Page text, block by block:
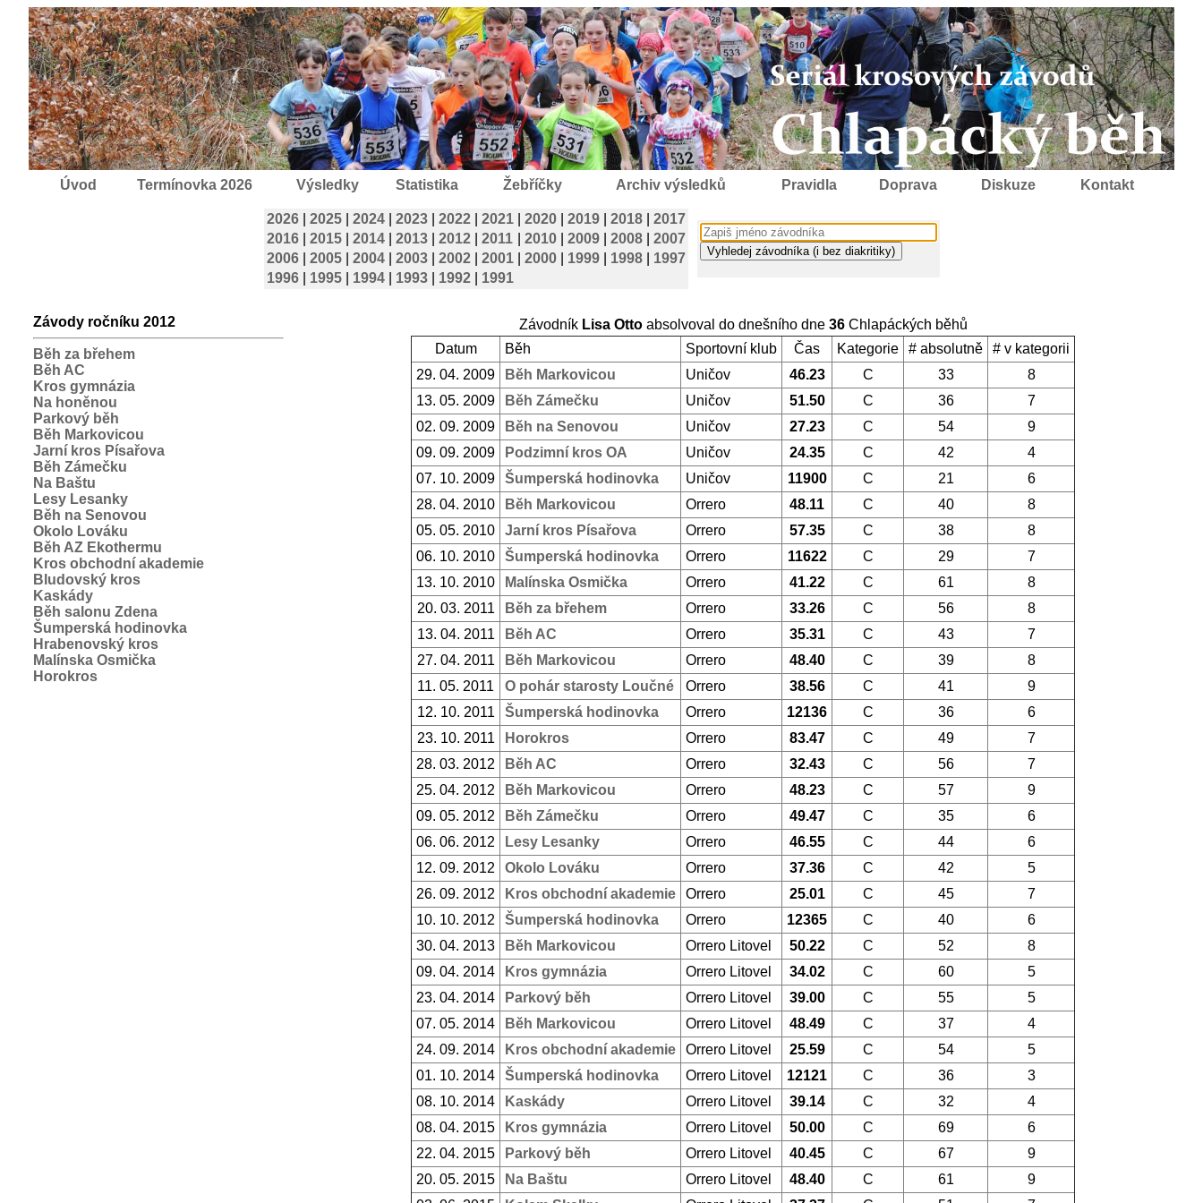
Úvod Termínovka 2026 Výsledky Statistika Žebříčky Archiv výsledků Pravidla Doprava Diskuze Kontakt
2026 2025 2024 2023 2022 2021 2020 2019 2018
2017
2016
2015 2014 2013 2012 2011 2010 2009 2008
2007
2006
2005 2004 2003 2002 2001 2000 1999 1998
1997
1996
1995 1994 1993 1992 1991
Závody ročníku 2012
Běh za břehem
Běh AC
Kros gymnázia
Na honěnou
Parkový běh
Běh Markovicou
Jarní kros Písařova
Běh Zámečku
Na Baštu
Lesy Lesanky
Běh na Senovou
Okolo Lováku
Běh AZ Ekothermu
Kros obchodní akademie
Bludovský kros
Kaskády
Běh salonu Zdena
Šumperská hodinovka
Hrabenovský kros
Malínska Osmička
Horokros
Závodník Lisa Ottoabsolvoval do dnešního dne 36Chlapáckých běhů
Datum
Běh Sportovní klub Čas Kategorie # absolutně
# v kategorii
29. 04. 2009
Běh Markovicou Uničov 46.23 C 33
8
13. 05. 2009
Běh Zámečku Uničov 51.50 C 36
7
02. 09. 2009
Běh na Senovou Uničov 27.23 C 54
9
09. 09. 2009
Podzimní kros OA Uničov 24.35 C 42
4
07. 10. 2009
Šumperská hodinovka Uničov 11900 C 21
6
28. 04. 2010
Běh Markovicou Orrero 48.11 C 40
8
05. 05. 2010
Jarní kros Písařova Orrero 57.35 C 38
8
06. 10. 2010
Šumperská hodinovka Orrero 11622 C 29
7
13. 10. 2010
Malínska Osmička Orrero 41.22 C 61
8
20. 03. 2011
Běh za břehem Orrero 33.26 C 56
8
13. 04. 2011
Běh AC Orrero 35.31 C 43
7
27. 04. 2011
Běh Markovicou Orrero 48.40 C 39
8
11. 05. 2011
O pohár starosty Loučné Orrero 38.56 C 41
9
12. 10. 2011
Šumperská hodinovka Orrero 12136 C 36
6
23. 10. 2011
Horokros Orrero 83.47 C 49
7
28. 03. 2012
Běh AC Orrero 32.43 C 56
7
25. 04. 2012
Běh Markovicou Orrero 48.23 C 57
9
09. 05. 2012
Běh Zámečku Orrero 49.47 C 35
6
06. 06. 2012
Lesy Lesanky Orrero 46.55 C 44
6
12. 09. 2012
Okolo Lováku Orrero 37.36 C 42
5
26. 09. 2012
Kros obchodní akademie Orrero 25.01 C 45
7
10. 10. 2012
Šumperská hodinovka Orrero 12365 C 40
6
30. 04. 2013
Běh Markovicou Orrero Litovel 50.22 C 52
8
09. 04. 2014
Kros gymnázia Orrero Litovel 34.02 C 60
5
23. 04. 2014
Parkový běh Orrero Litovel 39.00 C 55
5
07. 05. 2014
Běh Markovicou Orrero Litovel 48.49 C 37
4
24. 09. 2014
Kros obchodní akademie Orrero Litovel 25.59 C 54
5
01. 10. 2014
Šumperská hodinovka Orrero Litovel 12121 C 36
3
08. 10. 2014
Kaskády Orrero Litovel 39.14 C 32
4
08. 04. 2015
Kros gymnázia Orrero Litovel 50.00 C 69
6
22. 04. 2015
Parkový běh Orrero Litovel 40.45 C 67
9
20. 05. 2015
Na Baštu Orrero Litovel 48.40 C 61
9